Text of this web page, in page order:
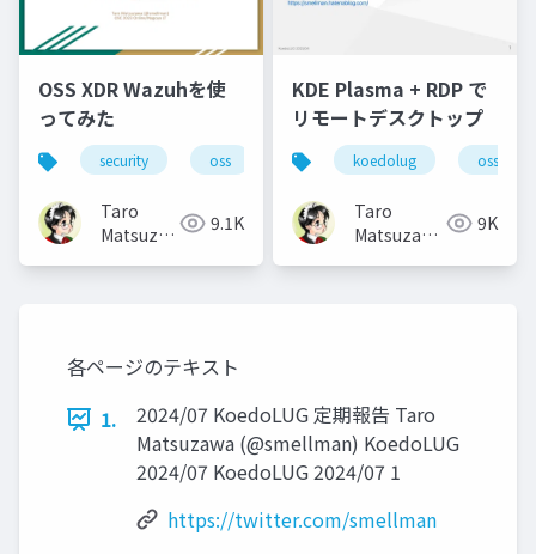
OSS XDR Wazuhを使
ってみた
security oss
Taro
Matsuzawa
9.1K
KDE Plasma + RDP で
リモートデスクトップ
koedolug oss
Taro
Matsuzawa
9K
各ページのテキスト
1.
2024/07 KoedoLUG 定期報告 Taro
Matsuzawa (@smellman) KoedoLUG
2024/07 KoedoLUG 2024/07 1
https://twitter.com/smellman